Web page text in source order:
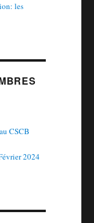
les
CSCB
2024